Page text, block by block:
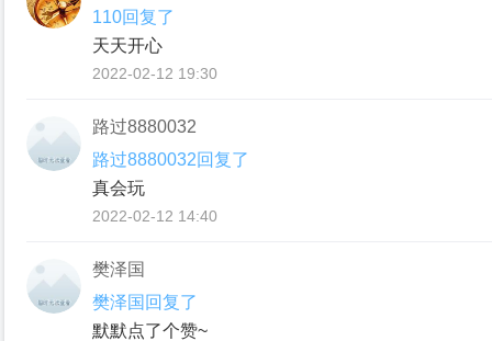
110回复了
天天开心
2022-02-12 19:30
路过8880032
路过8880032回复了
真会玩
2022-02-12 14:40
樊泽国
樊泽国回复了
默默点了个赞~